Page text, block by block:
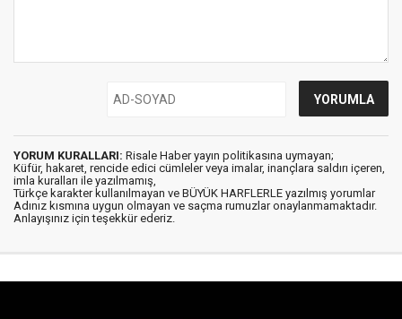
YORUM KURALLARI: Risale Haber yayın politikasına uymayan;
Küfür, hakaret, rencide edici cümleler veya imalar, inançlara saldırı içeren,
imla kuralları ile yazılmamış,
Türkçe karakter kullanılmayan ve BÜYÜK HARFLERLE yazılmış yorumlar
Adınız kısmına uygun olmayan ve saçma rumuzlar onaylanmamaktadır.
Anlayışınız için teşekkür ederiz.